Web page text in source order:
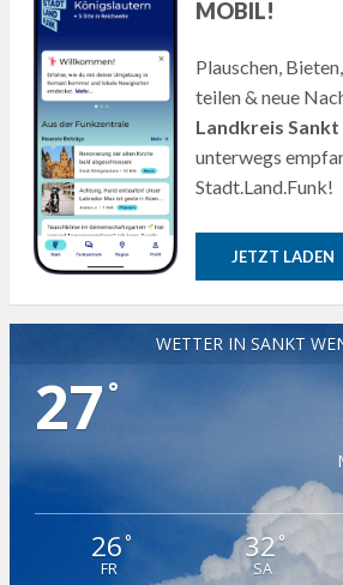
MOBIL!
Plauschen,
teilen & neue
Landkreis
unterwegs
Stadt.Land.Funk!
JETZT LADEN
WETTER IN SANKT
27 °
26°
FR
32°
SA